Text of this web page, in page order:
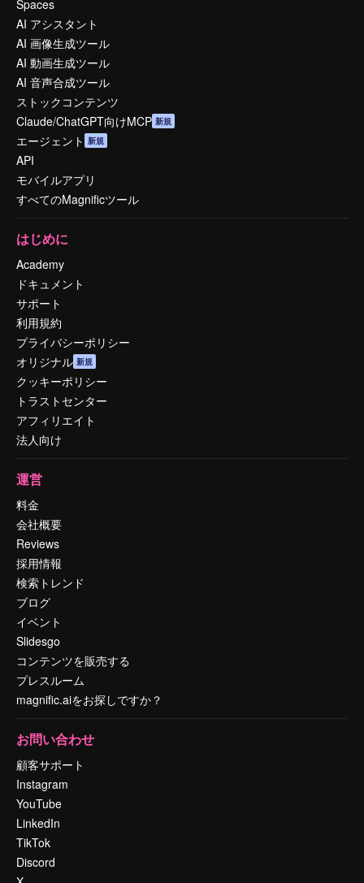
Spaces
AI アシスタント
AI 画像生成ツール
AI 動画生成ツール
AI 音声合成ツール
ストックコンテンツ
Claude/ChatGPT向けMCP 新規
エージェント 新規
API
モバイルアプリ
すべてのMagnificツール
はじめに
Academy
ドキュメント
サポート
利用規約
プライバシーポリシー
オリジナル 新規
クッキーポリシー
トラストセンター
アフィリエイト
法人向け
運営
料金
会社概要
Reviews
採用情報
検索トレンド
ブログ
イベント
Slidesgo
コンテンツを販売する
プレスルーム
magnific.aiをお探しですか？
お問い合わせ
顧客サポート
Instagram
YouTube
LinkedIn
TikTok
Discord